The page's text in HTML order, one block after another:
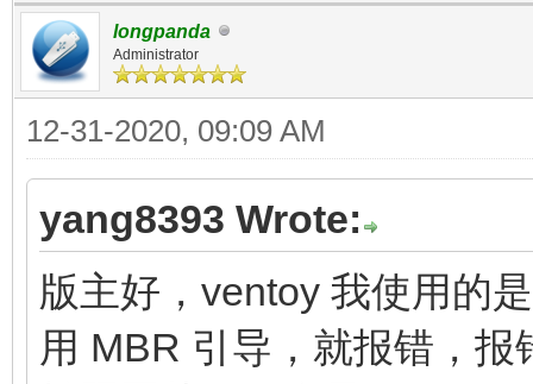
longpanda
Administrator
12-31-2020, 09:09 AM
yang8393 Wrote:
版主好，ventoy 我使用的
用 MBR 引导，就报错，